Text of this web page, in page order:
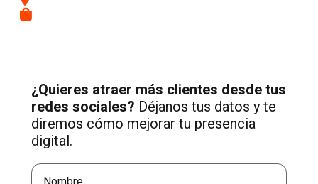
¿Quieres atraer más clientes desde tus
redes sociales? Déjanos tus datos y te
diremos cómo mejorar tu presencia
digital.